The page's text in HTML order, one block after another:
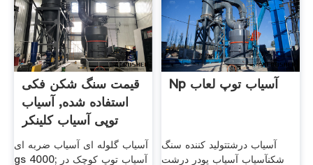
قیمت سنگ شکن فکی
استفاده شده, آسیاب
توپی آسیاب کلینکر
آسیاب گلوله ای آسیاب ضربه ای
gs 4000; آسیاب توپ کوچک در
Np آسیاب توپ لعاب
آسیاب درشتتولید کننده سنگ
شکنآسیاب آسیاب پودر درشت